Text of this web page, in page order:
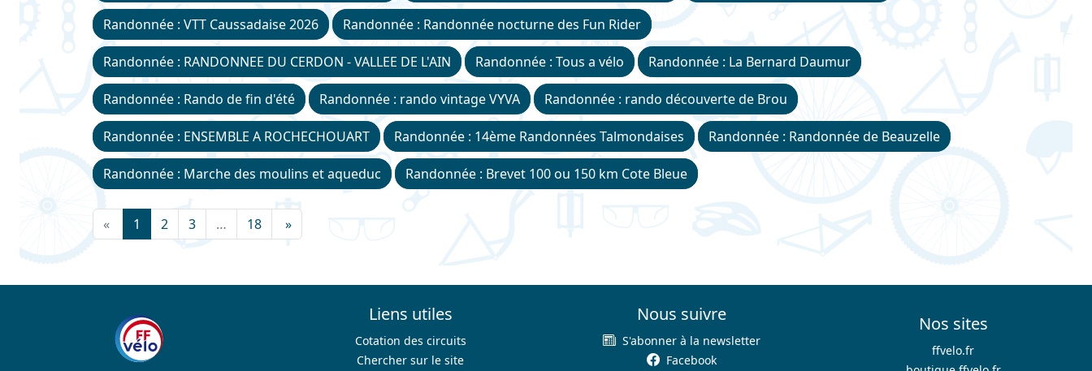
Randonnée : VTT Caussadaise 2026 Randonnée : Randonnée nocturne des Fun Rider
Randonnée : RANDONNEE DU CERDON - VALLEE DE L'AIN Randonnée : Tous a vélo Randonnée : La Bernard Daumur
Randonnée : Rando de fin d'été Randonnée : rando vintage VYVA Randonnée : rando découverte de Brou
Randonnée : ENSEMBLE A ROCHECHOUART Randonnée : 14ème Randonnées Talmondaises Randonnée : Randonnée de Beauzelle
Randonnée : Marche des moulins et aqueduc Randonnée : Brevet 100 ou 150 km Cote Bleue
« 1 2 3 … 18 »
Liens utiles
Cotation des circuits
Chercher sur le site
Nous suivre
S'abonner à la newsletter
Facebook
Nos sites
ffvelo.fr